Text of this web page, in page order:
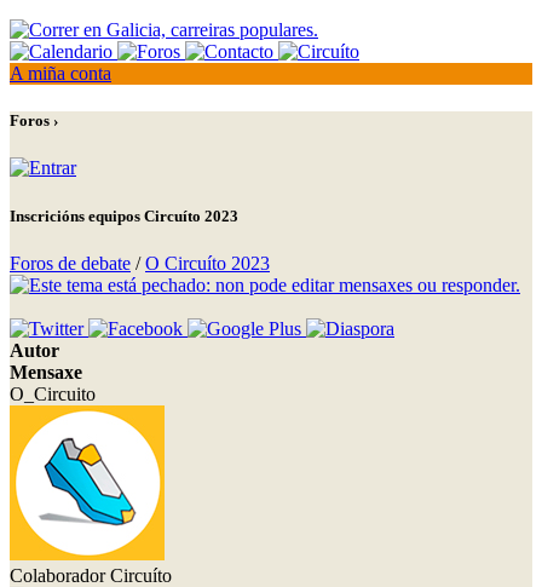
A miña conta
Foros ›
Inscricións equipos Circuíto 2023
Foros de debate /O Circuíto 2023
Autor
Mensaxe
O_Circuito
Colaborador Circuíto